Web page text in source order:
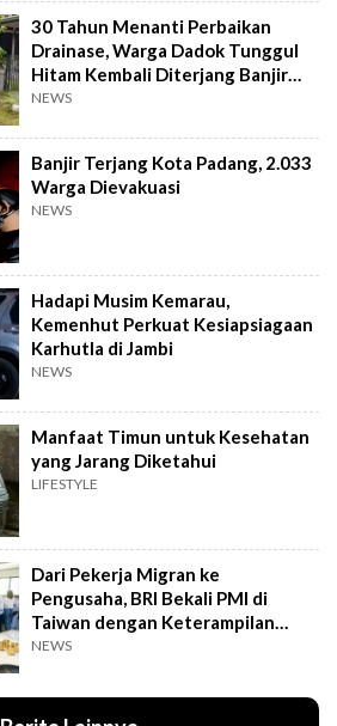
30 Tahun Menanti Perbaikan
Drainase, Warga Dadok Tunggul
Hitam Kembali Diterjang Banjir
Parah
NEWS
Banjir Terjang Kota Padang, 2.033
Warga Dievakuasi
NEWS
Hadapi Musim Kemarau,
Kemenhut Perkuat Kesiapsiagaan
Karhutla di Jambi
NEWS
Manfaat Timun untuk Kesehatan
yang Jarang Diketahui
LIFESTYLE
Dari Pekerja Migran ke
Pengusaha, BRI Bekali PMI di
Taiwan dengan Keterampilan
Bisnis
NEWS